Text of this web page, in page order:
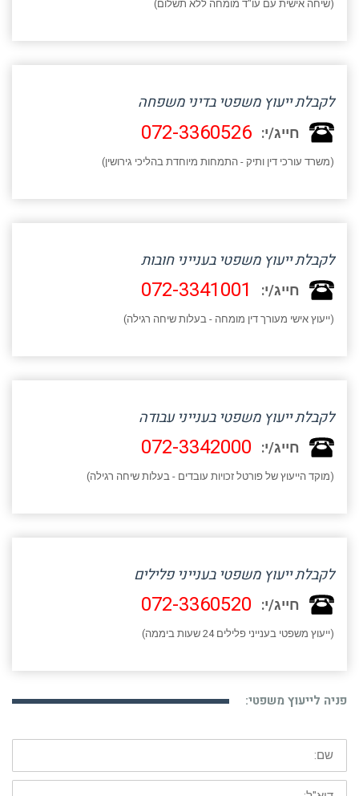
(שיחה אישית עם עו"ד מומחה ללא תשלום)
לקבלת ייעוץ משפטי בדיני משפחה
חייג/י: 072-3360526
(משרד עורכי דין ותיק - התמחות מיוחדת בהליכי גירושין)
לקבלת ייעוץ משפטי בענייני חובות
חייג/י: 072-3341001
(ייעוץ אישי מעורך דין מומחה - בעלות שיחה רגילה)
לקבלת ייעוץ משפטי בענייני עבודה
חייג/י: 072-3342000
(מוקד הייעוץ של פורטל זכויות עובדים - בעלות שיחה רגילה)
לקבלת ייעוץ משפטי בענייני פלילים
חייג/י: 072-3360520
(ייעוץ משפטי בענייני פלילים 24 שעות ביממה)
פניה לייעוץ משפטי:
שם:
דוא"ל: